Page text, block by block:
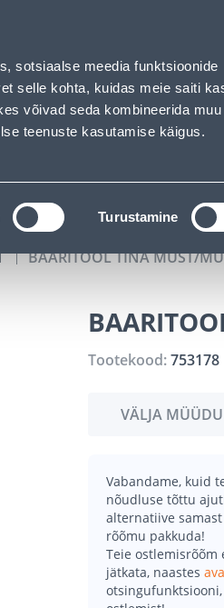
sotsiaalse meedia funktsioonide
selle kohta, kuidas meie saiti
võivad seda kombineerida muu
teenuste kasutamise käigus.
Turustamine
Logi
BAARITOOL TINA MUST/
Tootekood:753178
VÄLJA
Vabandame, kuid
nõudluse tõttu
alternatiive samast
rõõmu pakkuda!
Teie ostlemisrõõm
jätkata, naastes